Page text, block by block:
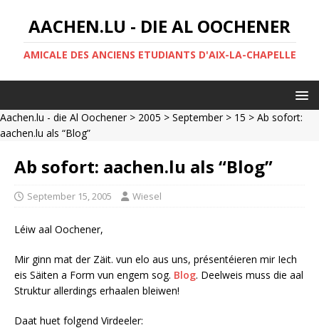
AACHEN.LU - DIE AL OOCHENER
AMICALE DES ANCIENS ETUDIANTS D'AIX-LA-CHAPELLE
Aachen.lu - die Al Oochener> 2005 > September> 15 > Ab sofort:
aachen.lu als “Blog”
Ab sofort: aachen.lu als “Blog”
September 15, 2005 Wiesel
Léiw aal Oochener,
Mir ginn mat der Zäit. vun elo aus uns, présentéieren mir Iech
eis Säiten a Form vun engem sog. Blog. Deelweis muss die aal
Struktur allerdings erhaalen bleiwen!
Daat huet folgend Virdeeler: